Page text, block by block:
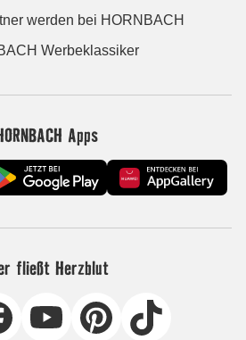
werden bei HORNBACH
Werbeklassiker
Apps
fließt Herzblut